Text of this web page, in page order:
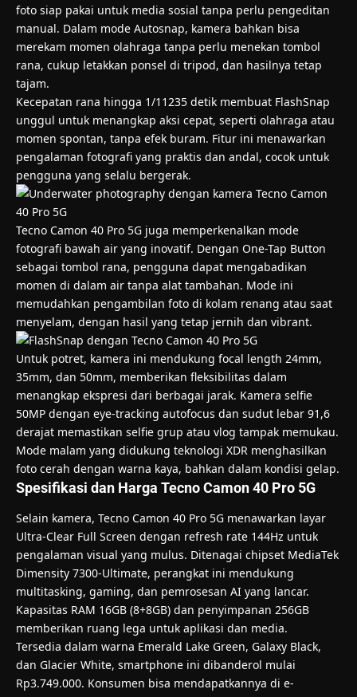
foto siap pakai untuk media sosial tanpa perlu pengeditan
manual. Dalam mode Autosnap, kamera bahkan bisa
merekam momen olahraga tanpa perlu menekan tombol
rana, cukup letakkan ponsel di tripod, dan hasilnya tetap
tajam.
Kecepatan rana hingga 1/11235 detik membuat FlashSnap
unggul untuk menangkap aksi cepat, seperti olahraga atau
momen spontan, tanpa efek buram. Fitur ini menawarkan
pengalaman fotografi yang praktis dan andal, cocok untuk
pengguna yang selalu bergerak.
Tecno Camon 40 Pro 5G juga memperkenalkan mode
fotografi bawah air yang inovatif. Dengan One-Tap Button
sebagai tombol rana, pengguna dapat mengabadikan
momen di dalam air tanpa alat tambahan. Mode ini
memudahkan pengambilan foto di kolam renang atau saat
menyelam, dengan hasil yang tetap jernih dan vibrant.
Untuk potret, kamera ini mendukung focal length 24mm,
35mm, dan 50mm, memberikan fleksibilitas dalam
menangkap ekspresi dari berbagai jarak. Kamera selfie
50MP dengan eye-tracking autofocus dan sudut lebar 91,6
derajat memastikan selfie grup atau vlog tampak memukau.
Mode malam yang didukung teknologi XDR menghasilkan
foto cerah dengan warna kaya, bahkan dalam kondisi gelap.
Spesifikasi dan Harga Tecno Camon 40 Pro 5G
Selain kamera, Tecno Camon 40 Pro 5G menawarkan layar
Ultra-Clear Full Screen dengan refresh rate 144Hz untuk
pengalaman visual yang mulus. Ditenagai chipset MediaTek
Dimensity 7300-Ultimate, perangkat ini mendukung
multitasking, gaming, dan pemrosesan AI yang lancar.
Kapasitas RAM 16GB (8+8GB) dan penyimpanan 256GB
memberikan ruang lega untuk aplikasi dan media.
Tersedia dalam warna Emerald Lake Green, Galaxy Black,
dan Glacier White, smartphone ini dibanderol mulai
Rp3.749.000. Konsumen bisa mendapatkannya di e-